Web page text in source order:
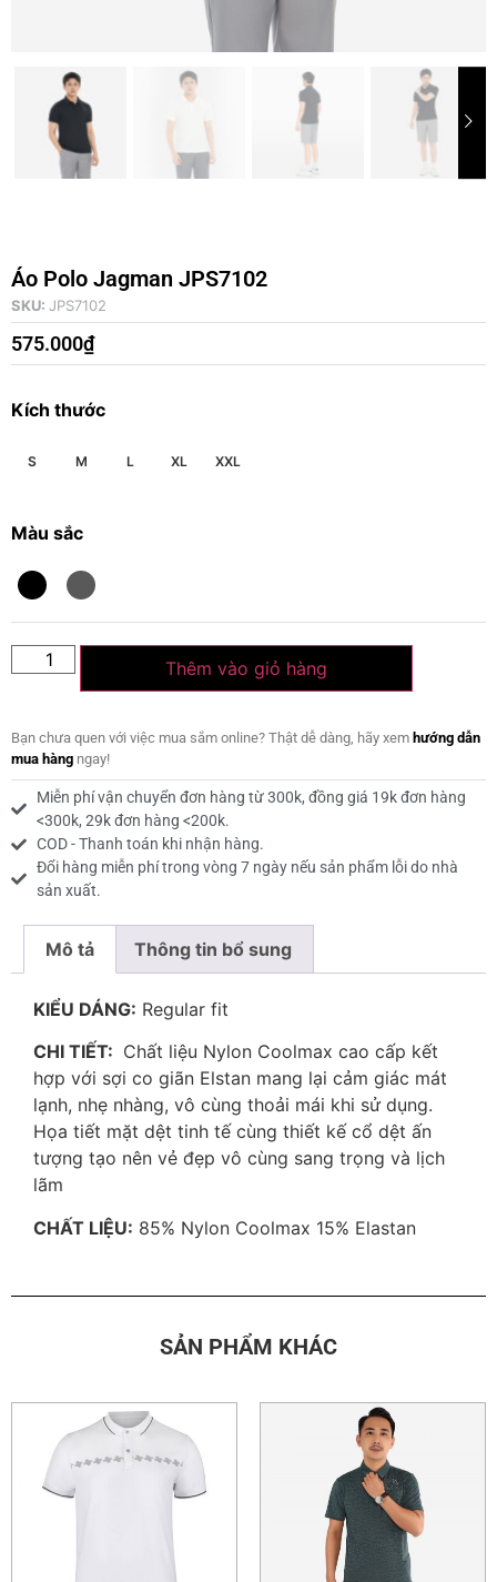
Áo Polo Jagman JPS7102
SKU: JPS7102
575.000₫
Kích thước
S M L XL XXL
Màu sắc
Thêm vào giỏ hàng
Bạn chưa quen với việc mua sắm online? Thật dễ dàng, hãy xem hướng dẫn
mua hàng ngay!
Miễn phí vận chuyển đơn hàng từ 300k, đồng giá 19k đơn hàng
<300k, 29k đơn hàng <200k.
COD - Thanh toán khi nhận hàng.
Đổi hàng miễn phí trong vòng 7 ngày nếu sản phẩm lỗi do nhà
sản xuất.
Mô tả Thông tin bổ sung
KIỂU DÁNG: Regular fit
CHI TIẾT: Chất liệu Nylon Coolmax cao cấp kết
hợp với sợi co giãn Elstan mang lại cảm giác mát
lạnh, nhẹ nhàng, vô cùng thoải mái khi sử dụng.
Họa tiết mặt dệt tinh tế cùng thiết kế cổ dệt ấn
tượng tạo nên vẻ đẹp vô cùng sang trọng và lịch
lãm
CHẤT LIỆU: 85% Nylon Coolmax 15% Elastan
SẢN PHẨM KHÁC